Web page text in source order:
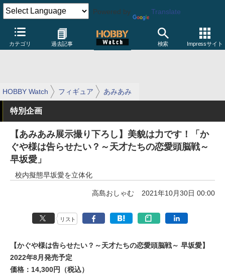
Powered by Translate
カテゴリ 過去記事 検索 Impressサイト
HOBBY Watch フィギュア あみあみ
特別企画
【あみあみ展示撮り下ろし】美貌は力です！「か
ぐや様は告らせたい？～天才たちの恋愛頭脳戦～
早坂愛」
校内擬態早坂愛を立体化
高島おしゃむ 2021年10月30日 00:00
リスト
【かぐや様は告らせたい？～天才たちの恋愛頭脳戦～ 早坂愛】
2022年8月発売予定
価格：14,300円（税込）